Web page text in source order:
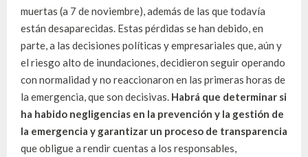
muertas (a 7 de noviembre), además de las que todavía
están desaparecidas. Estas pérdidas se han debido, en
parte, a las decisiones políticas y empresariales que, aún y
el riesgo alto de inundaciones, decidieron seguir operando
con normalidad y no reaccionaron en las primeras horas de
la emergencia, que son decisivas. Habrá que determinar si
ha habido negligencias en la prevención y la gestión de
la emergencia y garantizar un proceso de transparencia
que obligue a rendir cuentas a los responsables,